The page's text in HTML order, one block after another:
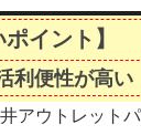
イント】
利便性が高い
アウトレット